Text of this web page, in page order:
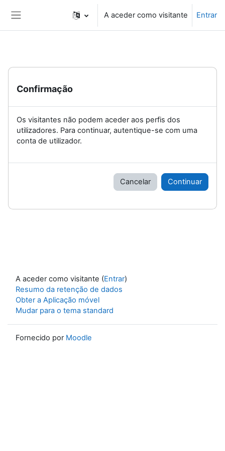
A aceder como visitante Entrar
Confirmação
Os visitantes não podem aceder aos perfis dos
utilizadores. Para continuar, autentique-se com uma
conta de utilizador.
Cancelar Continuar
A aceder como visitante (Entrar)
Resumo da retenção de dados
Obter a Aplicação móvel
Mudar para o tema standard
Fornecido por Moodle